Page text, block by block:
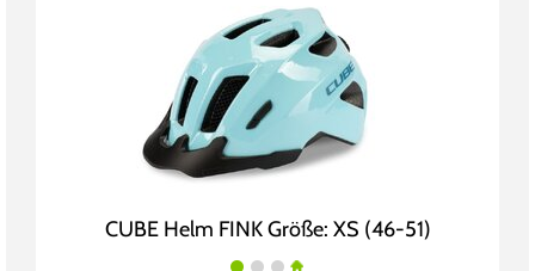
CUBE Helm FINK Größe: XS (46-51)